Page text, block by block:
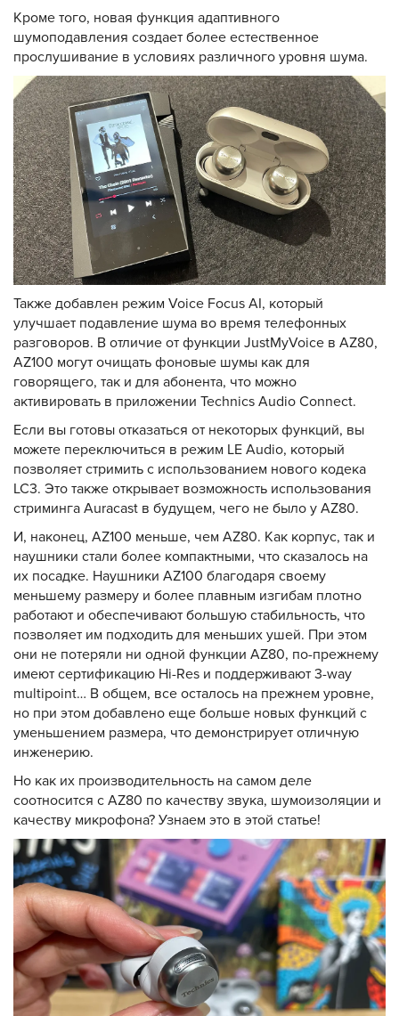
Кроме того, новая функция адаптивного
шумоподавления создает более естественное
прослушивание в условиях различного уровня шума.
Также добавлен режим Voice Focus AI, который
улучшает подавление шума во время телефонных
разговоров. В отличие от функции JustMyVoice в AZ80,
AZ100 могут очищать фоновые шумы как для
говорящего, так и для абонента, что можно
активировать в приложении Technics Audio Connect.
Если вы готовы отказаться от некоторых функций, вы
можете переключиться в режим LE Audio, который
позволяет стримить с использованием нового кодека
LC3. Это также открывает возможность использования
стриминга Auracast в будущем, чего не было у AZ80.
И, наконец, AZ100 меньше, чем AZ80. Как корпус, так и
наушники стали более компактными, что сказалось на
их посадке. Наушники AZ100 благодаря своему
меньшему размеру и более плавным изгибам плотно
работают и обеспечивают большую стабильность, что
позволяет им подходить для меньших ушей. При этом
они не потеряли ни одной функции AZ80, по-прежнему
имеют сертификацию Hi-Res и поддерживают 3-way
multipoint… В общем, все осталось на прежнем уровне,
но при этом добавлено еще больше новых функций с
уменьшением размера, что демонстрирует отличную
инженерию.
Но как их производительность на самом деле
соотносится с AZ80 по качеству звука, шумоизоляции и
качеству микрофона? Узнаем это в этой статье!